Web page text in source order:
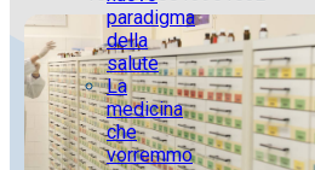
paradigma
della
salute
La
medicina
che
vorremmo